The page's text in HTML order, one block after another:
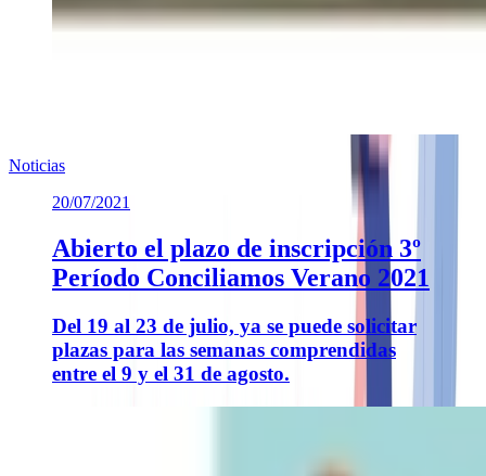
Noticias
20/07/2021
Abierto el plazo de inscripción 3º
Período Conciliamos Verano 2021
Del 19 al 23 de julio, ya se puede solicitar
plazas para las semanas comprendidas
entre el 9 y el 31 de agosto.